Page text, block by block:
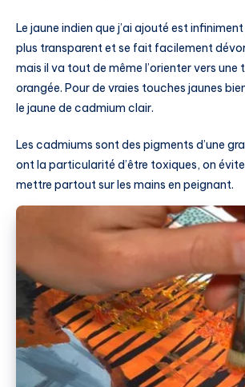
Le jaune indien que j’ai ajouté est
plus transparent et se fait facilement
mais il va tout de même l’orienter vers une
orangée. Pour de vraies touches jaunes
le jaune de cadmium clair.
Les cadmiums sont des pigments d’une
ont la particularité d’être toxiques, on
mettre partout sur les mains en peignant.